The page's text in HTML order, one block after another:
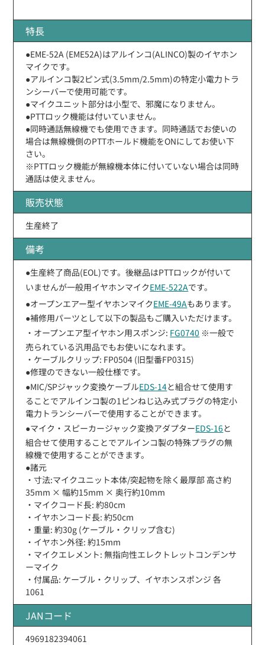
特長
●EME-52A (EME52A)はアルインコ(ALINCO)製のイヤホン
マイクです。
●アルインコ製2ピン式(3.5mm/2.5mm)の特定小電力トラ
ンシーバーで使用可能です。
●マイクユニット部分は小型で、邪魔になりません。
●PTTロック機能は付いていません。
●同時通話無線機でも使用できます。同時通話でお使いの
場合は無線機側のPTTホールド機能をONにしてお使い下
さい。
※PTTロック機能が無線機本体に付いていない場合は同時
通話は使えません。
販売状態
生産終了
備考
●生産終了商品(EOL)です。後継品はPTTロックが付いて
いませんが一般用イヤホンマイクEME-522Aです。
●オープンエアー型イヤホンマイクEME-49Aもあります。
●補修用パーツとして以下の製品もご購入いただけます。
・オープンエア型イヤホン用スポンジ: FG0740 ※一般で
売られている汎用品でもお使いになれます。
・ケーブルクリップ: FP0504 (旧型番FP0315)
●修理のできない一般仕様です。
●MIC/SPジャック変換ケーブルEDS-14と組合せて使用す
ることでアルインコ製の1ピンねじ込み式プラグの特定小
電力トランシーバーで使用することができます。
●マイク・スピーカージャック変換アダプターEDS-16と
組合せて使用することでアルインコ製の特殊プラグの無
線機で使用することができます。
●諸元
・寸法:マイクユニット本体/突起物を除く最厚部 高さ約
35mm × 幅約15mm × 奥行約10mm
・マイクコード長: 約80cm
・イヤホンコード長: 約50cm
・重量: 約30g (ケーブル・クリップ含む)
・イヤホン外径: 約15mm
・マイクエレメント: 無指向性エレクトレットコンデンサ
ーマイク
・付属品: ケーブル・クリップ、イヤホンスポンジ 各
1061
JANコード
4969182394061